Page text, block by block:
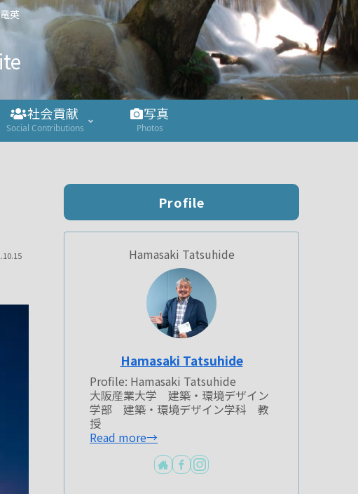
英
社会貢献
Social Contributions
写真
Photos
Profile
Hamasaki Tatsuhide
Hamasaki Tatsuhide
Profile: Hamasaki Tatsuhide
大阪産業大学 建築・環境デザイン
学部 建築・環境デザイン学科 教
授
Read more→